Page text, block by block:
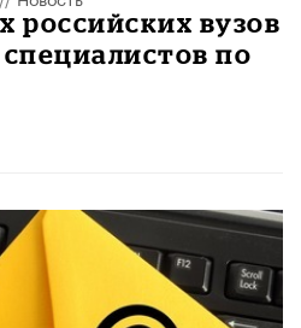
российских вузов
по